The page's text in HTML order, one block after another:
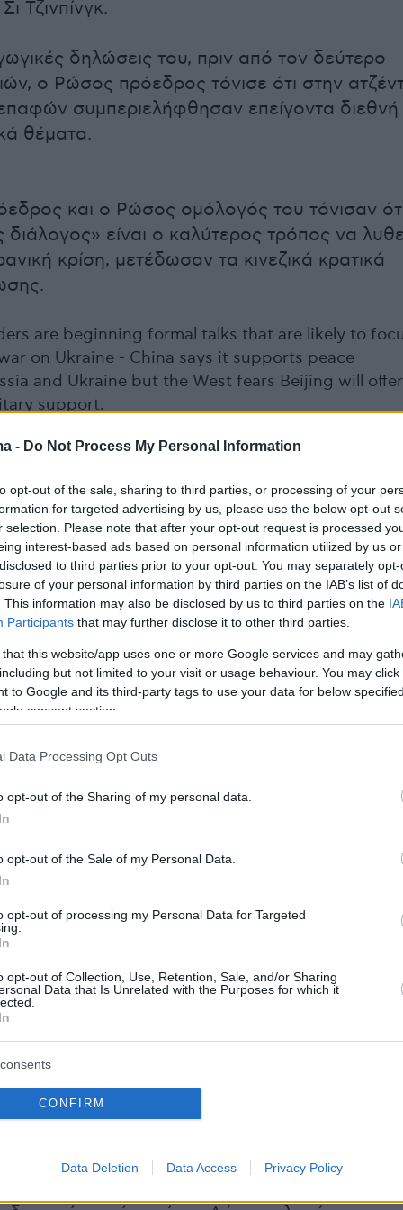
- Do Not Process My Personal Information
opt-out of the sale, sharing to third parties, or processing of your
for targeted advertising by us, please use the below opt-out
selection. Please note that after your opt-out request is processed
interest-based ads based on personal information utilized by us
to third parties prior to your opt-out. You may separately
of your personal information by third parties on the IAB’s list of
This information may also be disclosed by us to third parties on the
Participants that may further disclose it to other third parties.
that this website/app uses one or more Google services and may
but not limited to your visit or usage behaviour. You may
to Google and its third-party tags to use your data for below
consent section.
Data Processing Opt Outs
opt-out of the Sharing of my personal data.
opt-out of the Sale of my Personal Data.
opt-out of processing my Personal Data for Targeted
opt-out of Collection, Use, Retention, Sale, and/or Sharing
Data that Is Unrelated with the Purposes for which it
CONFIRM
Data Deletion Data Access Privacy Policy
Τζινπίνγκ.
δηλώσεις του, πριν από τον δεύτερο
ο Ρώσος πρόεδρος τόνισε ότι στην
συμπεριελήφθησαν επείγοντα διεθνή
θέματα.
και ο Ρώσος ομόλογός του τόνισαν
είναι ο καλύτερος τρόπος να
κρίση, μετέδωσαν τα κινεζικά κρατικά
are beginning formal talks that are likely to
on Ukraine - China says it supports peace
and Ukraine but the West fears Beijing will offer
support.
t.co/EDFCxs9lwb pic.twitter.com/V5iZcVsAUr
(@SkyNews)March 21, 2023
επαναβεβαίωσε τη δέσμευσή της για
ειρηνευτικών συνομιλιών το ταχύτερο
την ολοκλήρωση των συνομιλιών μεταξύ του
Μόσχα.
πρέπει να γίνουν σεβαστές οι «νόμιμες
όλων των χωρών και να
μεταξύ των στρατοπέδων.
στοιχείο που προκύπτει από τη συνάντηση
δήλωσε πως οι
μπορούσαν να χρησιμοποιηθούνως βάση για
της σύγκρουσης στην Ουκρανία, όταν το
προέβη σε δηλώσεις μετά τις συνομιλίες
Κινέζο ηγέτη Σι Τζινπίνγκ στη Μόσχα,
έδωσαν μεγάλη προσοχή στις ειρηνευτικές
Πεκίνου κατά τη διάρκεια μιας κατ' ιδίαν